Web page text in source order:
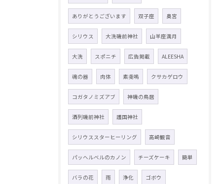
ありがとうございます 双子座 奥宮
シリウス 大洗磯前神社 山羊座満月
大洗 スポニチ 広告掲載 ALEESHA
魂の器 肉体 素戔嗚 クサカゲロウ
コガタノミズアブ 神磯の鳥居
酒列磯前神社 護国神社
シリウススターヒーリング 高崎観音
パッヘルベルのカノン チーズケーキ 簡単
バラの花 雨 浄化 ゴボウ